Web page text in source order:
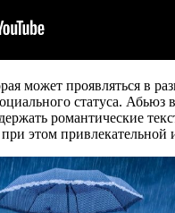
может проявляться в
статуса.
романтические
этом